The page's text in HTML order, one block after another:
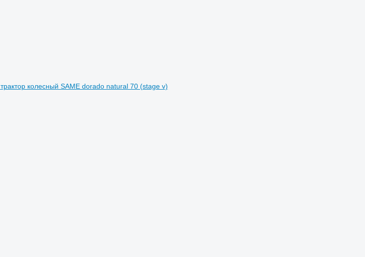
трактор колесный SAME dorado natural 70 (stage v)